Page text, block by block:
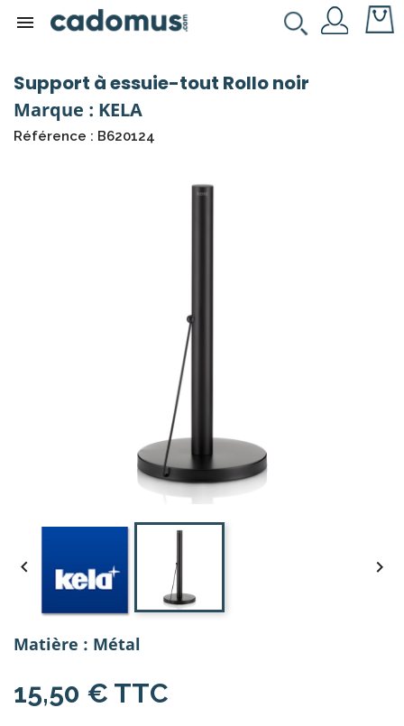

Support à essuie-tout Rollo noir
Marque : KELA
Référence : B620124
 
Matière : Métal
15,50 € TTC